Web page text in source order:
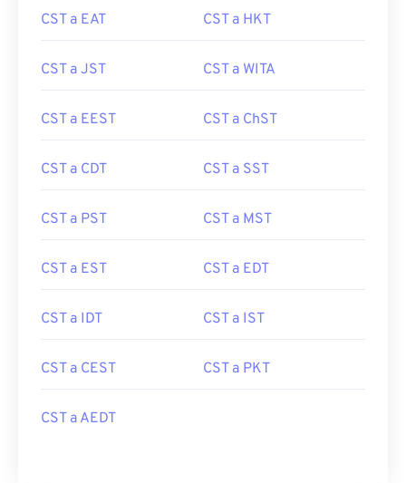
CST a EAT CST a HKT
CST a JST CST a WITA
CST a EEST CST a ChST
CST a CDT CST a SST
CST a PST CST a MST
CST a EST CST a EDT
CST a IDT CST a IST
CST a CEST CST a PKT
CST a AEDT